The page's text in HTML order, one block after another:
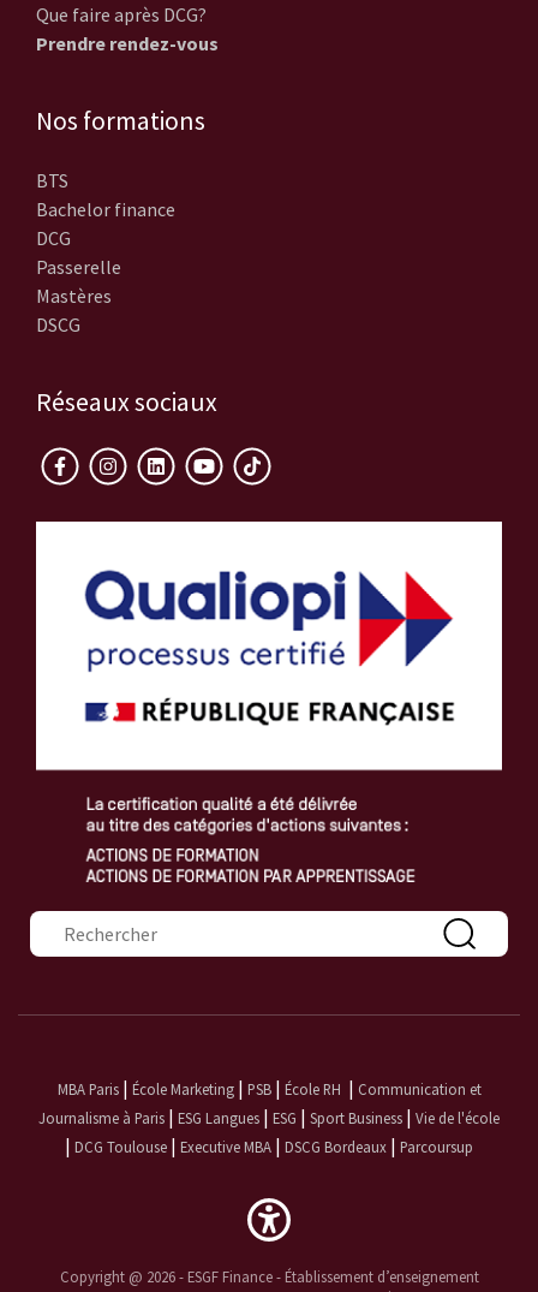
Que faire après DCG?
Prendre rendez-vous
Nos formations
BTS
Bachelor finance
DCG
Passerelle
Mastères
DSCG
Réseaux sociaux
Formulaire de recherche
MBA Paris| École Marketing| PSB| École RH | Communication et
Journalisme à Paris | ESG Langues | ESG | Sport Business | Vie de l'école
| DCG Toulouse | Executive MBA | DSCG Bordeaux | Parcoursup
Copyright @ 2026 - ESGF Finance - Établissement d’enseignement